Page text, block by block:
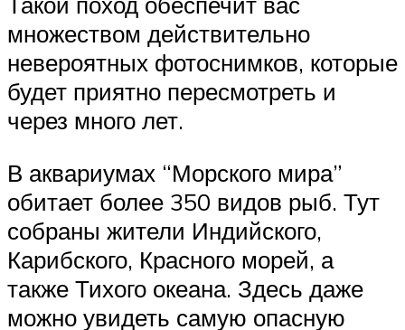
множеством действительно
невероятных фотоснимков, которые
будет приятно пересмотреть и
через много лет.
В аквариумах “Морского мира”
обитает более 350 видов рыб. Тут
собраны жители Индийского,
Карибского, Красного морей, а
также Тихого океана. Здесь даже
можно увидеть самую опасную